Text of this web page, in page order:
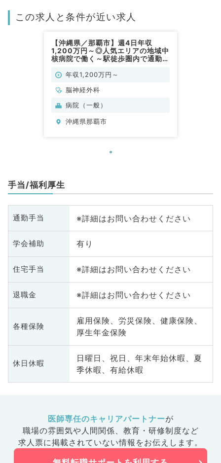
この求人と条件が近い求人
【沖縄県／那覇市】週4日年収
1,200万円～◎人気エリアの地域中
核病院で働く～駅徒歩圏内で通勤便
年収1,200万円～
脳神経外科
病院（一般）
沖縄県那覇市
手当/福利厚生
通勤手当 ※詳細はお問い合わせください
学会補助 有り
住宅手当 ※詳細はお問い合わせください
退職金 ※詳細はお問い合わせください
各種保険
雇用保険、労災保険、健康保険、
厚生年金保険
休日休暇
日曜日、祝日、年末年始休暇、夏
季休暇、有給休暇
医師専任のキャリアパートナーが
職場の雰囲気や人間関係、 教育・研修制度など
求人票に掲載されていない情報をお伝えします。